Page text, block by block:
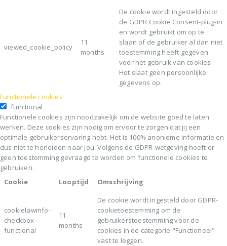
viewed_cookie_policy
11
months
De cookie wordt ingesteld door
de GDPR Cookie Consent-plug-in
en wordt gebruikt om op te
slaan of de gebruiker al dan niet
toestemming heeft gegeven
voor het gebruik van cookies.
Het slaat geen persoonlijke
gegevens op.
Functionele cookies
functional
Functionele cookies zijn noodzakelijk om de website goed te laten
werken. Deze cookies zijn nodig om ervoor te zorgen dat jij een
optimale gebruikerservaring hebt. Het is 100% anonieme informatie en
dus niet te herleiden naar jou. Volgens de GDPR-wetgeving hoeft er
geen toestemming gevraagd te worden om functionele cookies te
gebruiken.
Cookie
Looptijd Omschrijving
cookielawinfo-
checkbox-
functional
11
months
De cookie wordt ingesteld door GDPR-
cookietoestemming om de
gebruikerstoestemming voor de
cookies in de categorie "Functioneel"
vast te leggen.